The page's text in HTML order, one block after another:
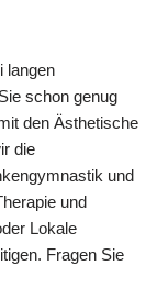
langen
schon genug
den Ästhetische
die
und
und
Lokale
Fragen Sie